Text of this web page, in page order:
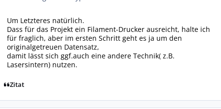
Um Letzteres natürlich.
Dass für das Projekt ein Filament-Drucker ausreicht, halte ich
für fraglich, aber im ersten Schritt geht es ja um den
originalgetreuen Datensatz,
damit lässt sich ggf.auch eine andere Technik( z.B.
Lasersintern) nutzen.
Zitat